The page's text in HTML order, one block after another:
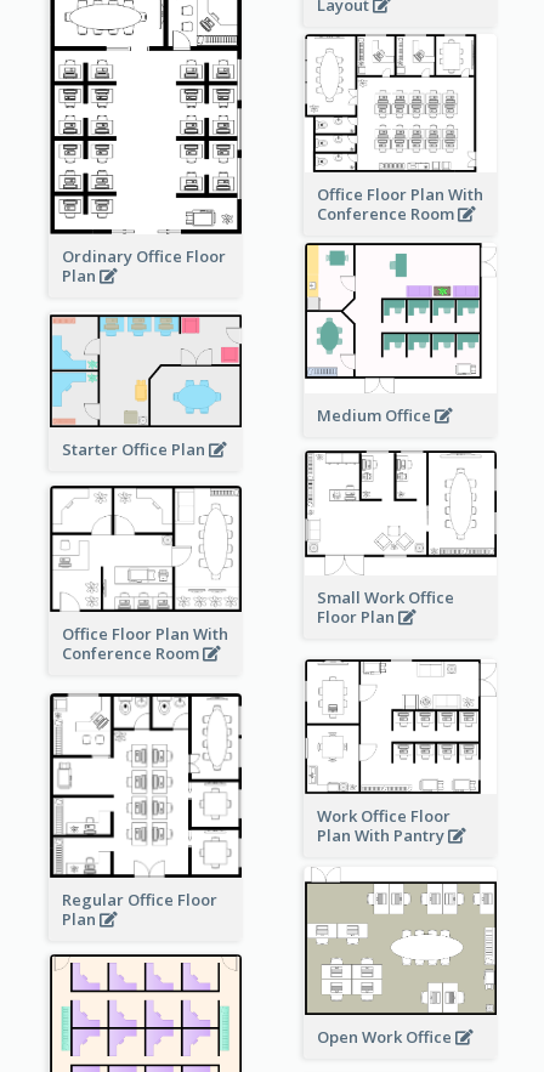
Layout
Ordinary Office Floor
Plan
Office Floor Plan With
Conference Room
Medium Office
Starter Office Plan
Small Work Office
Floor Plan
Office Floor Plan With
Conference Room
Work Office Floor
Plan With Pantry
Regular Office Floor
Plan
Open Work Office